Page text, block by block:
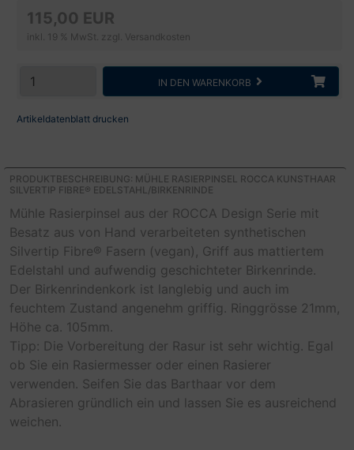
115,00 EUR
inkl. 19 % MwSt. zzgl. Versandkosten
IN DEN WARENKORB
Artikeldatenblatt drucken
PRODUKTBESCHREIBUNG: MÜHLE RASIERPINSEL ROCCA KUNSTHAAR
SILVERTIP FIBRE® EDELSTAHL/BIRKENRINDE
Mühle Rasierpinsel aus der ROCCA Design Serie mit
Besatz aus von Hand verarbeiteten synthetischen
Silvertip Fibre® Fasern (vegan), Griff aus mattiertem
Edelstahl und aufwendig geschichteter Birkenrinde.
Der Birkenrindenkork ist langlebig und auch im
feuchtem Zustand angenehm griffig. Ringgrösse 21mm,
Höhe ca. 105mm.
Tipp: Die Vorbereitung der Rasur ist sehr wichtig. Egal
ob Sie ein Rasiermesser oder einen Rasierer
verwenden. Seifen Sie das Barthaar vor dem
Abrasieren gründlich ein und lassen Sie es ausreichend
weichen.